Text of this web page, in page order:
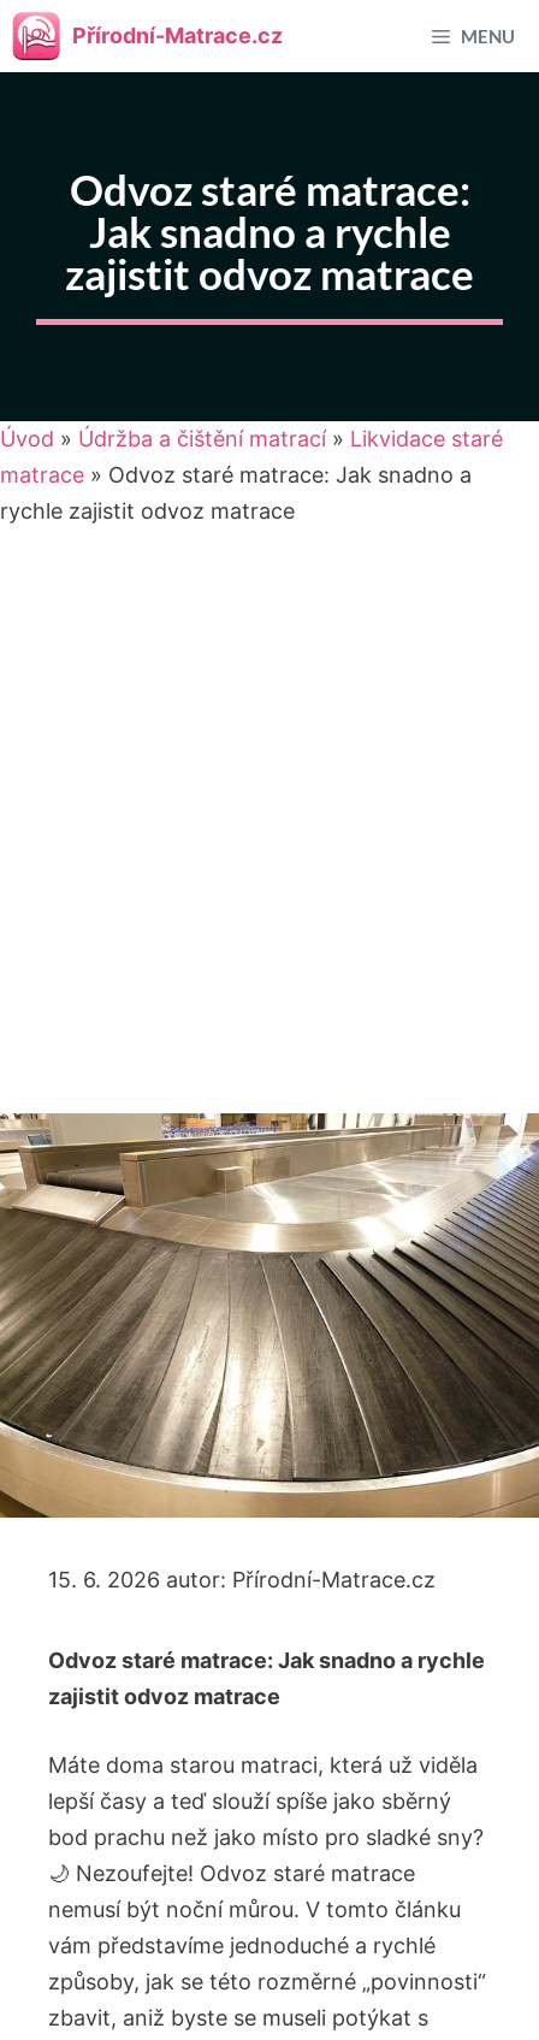
Přeskočit
na
Přírodní-Matrace.cz MENU
Odvoz staré matrace:
Jak snadno a rychle
zajistit odvoz matrace
Úvod » Údržba a čištění matrací» Likvidace staré
matrace » Odvoz staré matrace: Jak snadno a
rychle zajistit odvoz matrace
15. 6. 2026 autor: Přírodní-Matrace.cz
Odvoz ​staré​ matrace: Jak snadno a rychle
zajistit‍ odvoz ​matrace
Máte doma ‍starou matraci, která už viděla
lepší​ časy a teď slouží spíše jako sběrný
bod prachu ‌než jako místo pro sladké ⁢sny?
🌙 ⁢Nezoufejte! Odvoz staré matrace​
nemusí být​ noční můrou. V tomto článku
⁢vám ⁢představíme jednoduché a rychlé
způsoby, jak se této rozměrné „povinnosti“
zbavit, aniž byste se museli⁣ potýkat s